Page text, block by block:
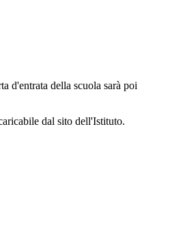
d'entrata della scuola sarà poi
dal sito dell'Istituto.